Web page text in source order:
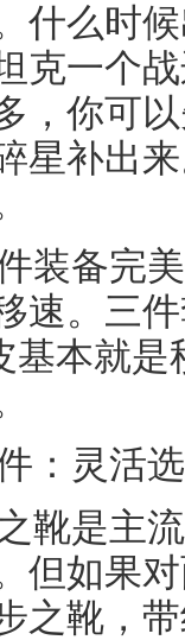
什么时
克一个
，你可
星补出
装备完
速。三
基本就
：灵活
靴是主
但如果
之靴，